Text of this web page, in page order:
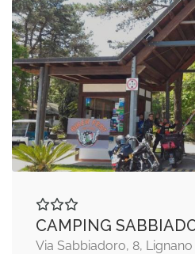
CAMPING
Via Sabbiadoro, 8,